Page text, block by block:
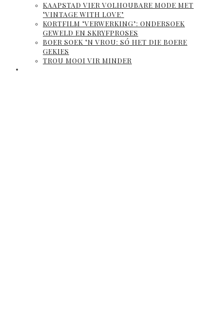
KAAPSTAD VIER VOLHOUBARE MODE MET
‘VINTAGE WITH LOVE’
KORTFILM ‘VERWERKING’: ONDERSOEK
GEWELD EN SKRYFPROSES
BOER SOEK ‘N VROU: SÓ HET DIE BOERE
GEKIES
TROU MOOI VIR MINDER